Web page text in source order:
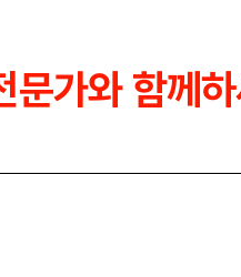
가와 함께